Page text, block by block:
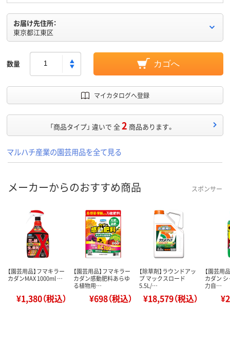
お届け先住所：
東京都江東区
数量 カゴへ
マイカタログへ登録
「商品タイプ」 違いで 全2 商品あります。
マルハチ産業の園芸用品を全て見る
メーカーからのおすすめ商品 スポンサー
【園芸用品】フマキラー
カダンMAX 1000ml …
¥1,380（税込）
【園芸用品】フマキラー
カダン感動肥料あらゆ
る植物用…
¥698（税込）
【除草剤】ラウンドアッ
プ マックスロード
5.5L/…
¥18,579（税込）
【園芸用
カダン
力自…